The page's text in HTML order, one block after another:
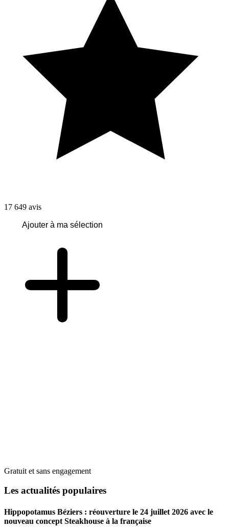
17 649 avis
Ajouter à ma sélection
Gratuit et sans engagement
Les actualités populaires
Hippopotamus Béziers : réouverture le 24 juillet 2026 avec le
nouveau concept Steakhouse à la française